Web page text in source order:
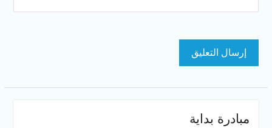
مبادرة بداية